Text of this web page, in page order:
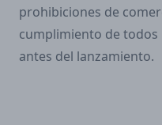
prohibiciones de
cumplimiento de
antes del lanzamiento.